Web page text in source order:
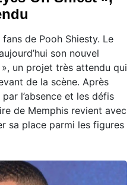
de Pooh Shiesty. Le
son nouvel
un projet très attendu qui
de la scène. Après
l’absence et les défis
de Memphis revient avec
sa place parmi les figures